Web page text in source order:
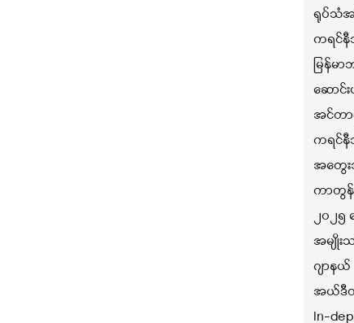
ရုပ်သံ
ကရင်နီ
မြန်မာ
ဆောင်းပ
အင်တာ
ကရင်နီ
အတွေး
ကာတွန်
၂၀၂၅
အမျိုး
ဂျာနယ်
အယ်ဒီ
In-